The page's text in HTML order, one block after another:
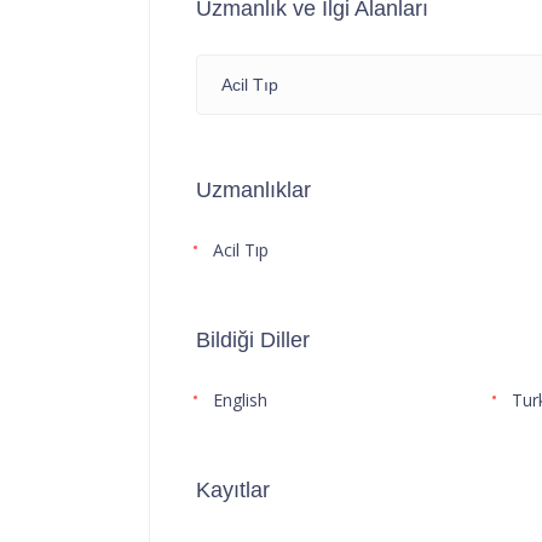
Uzmanlık ve İlgi Alanları
Acil Tıp
Uzmanlıklar
Acil Tıp
Bildiği Diller
English
Kayıtlar